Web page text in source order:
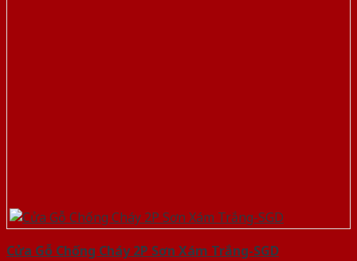
Cửa Gỗ Chống Cháy 2P Sơn Xám Trắng-SGD